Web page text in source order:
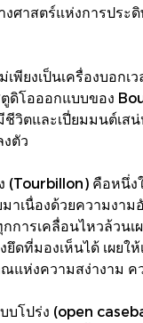
ศาสตร์แห่งการประ
ม่เพียงเป็นเครื่องบอ
ดิโอออกแบบของ
วิตและเปี่ยมมนต์เส
ตัว
(Tourbillon) คือหนึ่
มาเนื่องด้วยความง
การเคลื่อนไหวล้วน
ยึดที่มองเห็นได้ เผย
ห่งความสง่างาม ค
บโปร่ง (open